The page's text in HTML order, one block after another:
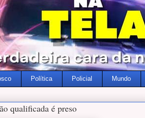
Política Policial Mundo
qualificada é preso